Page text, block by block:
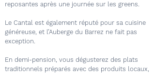
reposantes après une journée sur les greens.
Le Cantal est également réputé pour sa cuisine
généreuse, et l’Auberge du Barrez ne fait pas
exception.
En demi-pension, vous dégusterez des plats
traditionnels préparés avec des produits locaux,